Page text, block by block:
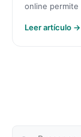
online permite
Leer artículo →